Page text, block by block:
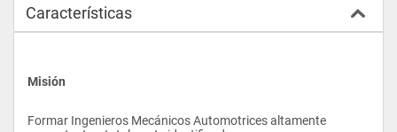
Características
Misión
Formar Ingenieros Mecánicos Automotrices altamente